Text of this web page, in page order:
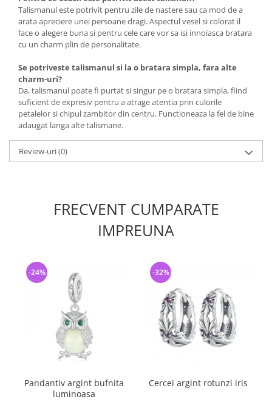
Talismanul este potrivit pentru zile de nastere sau ca mod de a
arata apreciere unei persoane dragi. Aspectul vesel si colorat il
face o alegere buna si pentru cele care vor sa isi innoiasca bratara
cu un charm plin de personalitate.
Se potriveste talismanul si la o bratara simpla, fara alte
charm-uri?
Da, talismanul poate fi purtat si singur pe o bratara simpla, fiind
suficient de expresiv pentru a atrage atentia prin culorile
petalelor si chipul zambitor din centru. Functioneaza la fel de bine
adaugat langa alte talismane.
Review-uri(0)
FRECVENT CUMPARATE
IMPREUNA
Pandantiv argint bufnita
luminoasa
-24%
Cercei argint rotunzi iris
-32%